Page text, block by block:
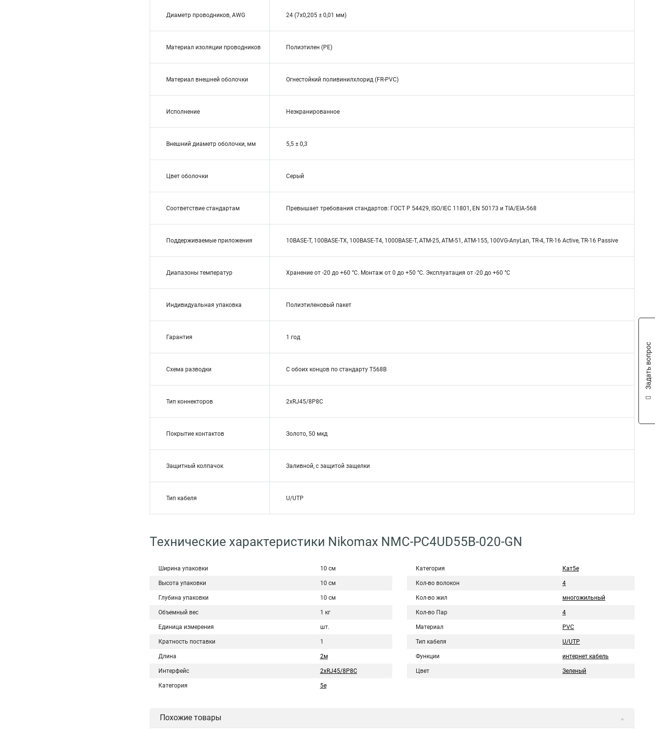
Диаметр проводников, AWG 24 (7x0,205 ± 0,01 мм)
Материал изоляции проводников Полиэтилен (PE)
Материал внешней оболочки Огнестойкий поливинилхлорид (FR-PVC)
Исполнение Неэкранированное
Внешний диаметр оболочки, мм 5,5 ± 0,3
Цвет оболочки Серый
Соответствие стандартам Превышает требования стандартов: ГОСТ Р 54429, ISO/IEC 11801, EN 50173 и TIA/EIA-568
Поддерживаемые приложения 10BASE-T, 100BASE-TX, 100BASE-T4, 1000BASE-T, ATM-25, ATM-51, ATM-155, 100VG-AnyLan, TR-4, TR-16 Active, TR-16 Passive
Диапазоны температур Хранение от -20 до +60 °C. Монтаж от 0 до +50 °C. Эксплуатация от -20 до +60 °C
Индивидуальная упаковка Полиэтиленовый пакет
Гарантия 1 год
Схема разводки С обоих концов по стандарту T568B
Тип коннекторов 2xRJ45/8P8C
Покрытие контактов Золото, 50 мкд
Защитный колпачок Заливной, с защитой защелки
Тип кабеля U/UTP
Технические характеристики Nikomax NMC-PC4UD55B-020-GN
Ширина упаковки 10 см
Высота упаковки 10 см
Глубина упаковки 10 см
Объемный вес 1 кг
Единица измерения шт.
Кратность поставки 1
Длина 2м
Интерфейс 2хRJ45/8P8C
Категория 5e
Категория Кат5e
Кол-во волокон 4
Кол-во жил многожильный
Кол-во Пар 4
Материал PVC
Тип кабеля U/UTP
Функции интернет кабель
Цвет Зеленый
Похожие товары
Задать вопрос